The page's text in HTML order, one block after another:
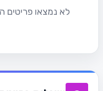
לא נמצאו פריטים